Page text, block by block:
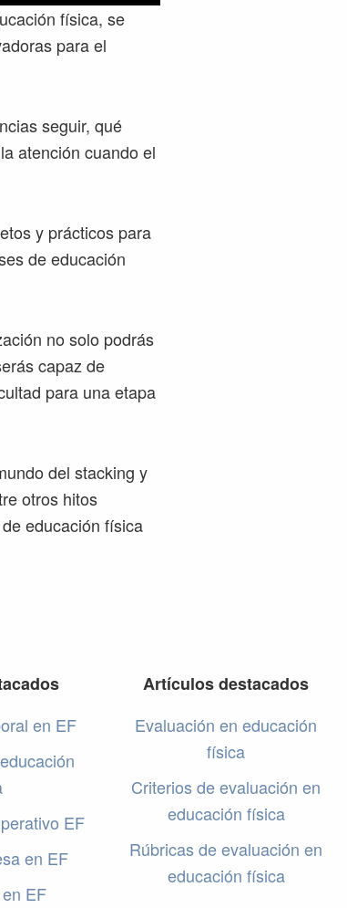
física, se
para el
seguir, qué
atención cuando el
y prácticos para
de educación
no solo podrás
capaz de
para una etapa
del stacking y
otros hitos
educación física
en EF
EF
en EF
EF
Artículos destacados
Evaluación en educación
física
Criterios de evaluación en
educación física
Rúbricas de evaluación en
educación física